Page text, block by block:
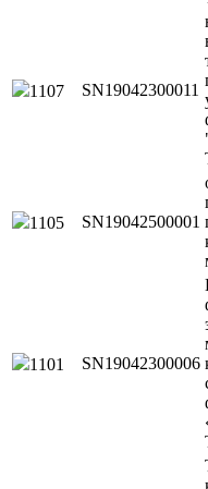
1107 SN19042300011
1105 SN19042500001
1101 SN19042300006